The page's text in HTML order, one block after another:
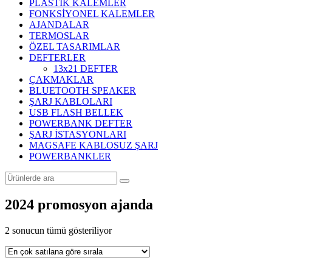
PLASTİK KALEMLER
FONKSİYONEL KALEMLER
AJANDALAR
TERMOSLAR
ÖZEL TASARIMLAR
DEFTERLER
13x21 DEFTER
ÇAKMAKLAR
BLUETOOTH SPEAKER
ŞARJ KABLOLARI
USB FLASH BELLEK
POWERBANK DEFTER
ŞARJ İSTASYONLARI
MAGSAFE KABLOSUZ ŞARJ
POWERBANKLER
2024 promosyon ajanda
2 sonucun tümü gösteriliyorPopülerliğe
sıralandı